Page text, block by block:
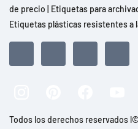
de precio
Etiquetas para
Etiquetas plásticas resistentes a
Todos los derechos reservados